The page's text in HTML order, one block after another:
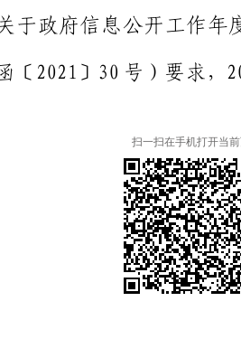
扫一扫在手机打开当